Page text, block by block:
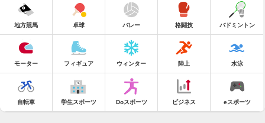
地方競馬 卓球 バレー 格闘技 バドミントン
モーター フィギュア ウィンター 陸上 水泳
自転車 学生スポーツ Doスポーツ ビジネス eスポーツ